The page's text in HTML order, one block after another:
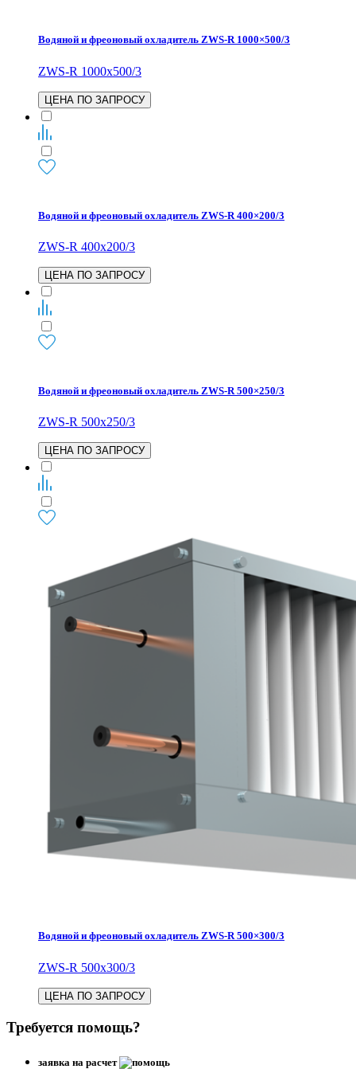
Водяной и фреоновый охладитель ZWS-R 1000×500/3
ZWS-R 1000x500/3
ЦЕНА ПО ЗАПРОСУ
Водяной и фреоновый охладитель ZWS-R 400×200/3
ZWS-R 400x200/3
ЦЕНА ПО ЗАПРОСУ
Водяной и фреоновый охладитель ZWS-R 500×250/3
ZWS-R 500x250/3
ЦЕНА ПО ЗАПРОСУ
Водяной и фреоновый охладитель ZWS-R 500×300/3
ZWS-R 500x300/3
ЦЕНА ПО ЗАПРОСУ
Требуется помощь?
заявка на расчет